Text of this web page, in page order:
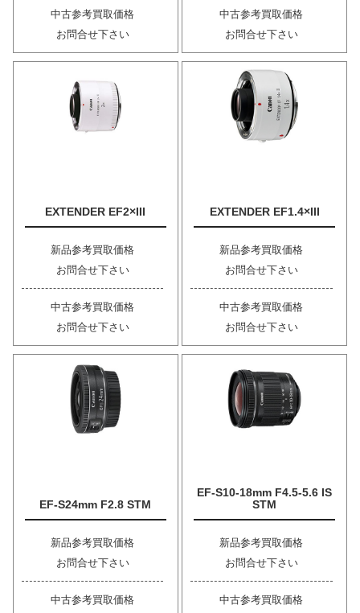
中古参考買取価格
お問合せ下さい
中古参考買取価格
お問合せ下さい
EXTENDER EF2×III
新品参考買取価格
お問合せ下さい
中古参考買取価格
お問合せ下さい
EXTENDER EF1.4×III
新品参考買取価格
お問合せ下さい
中古参考買取価格
お問合せ下さい
EF-S24mm F2.8 STM
新品参考買取価格
お問合せ下さい
中古参考買取価格
EF-S10-18mm F4.5-5.6 IS
STM
新品参考買取価格
お問合せ下さい
中古参考買取価格